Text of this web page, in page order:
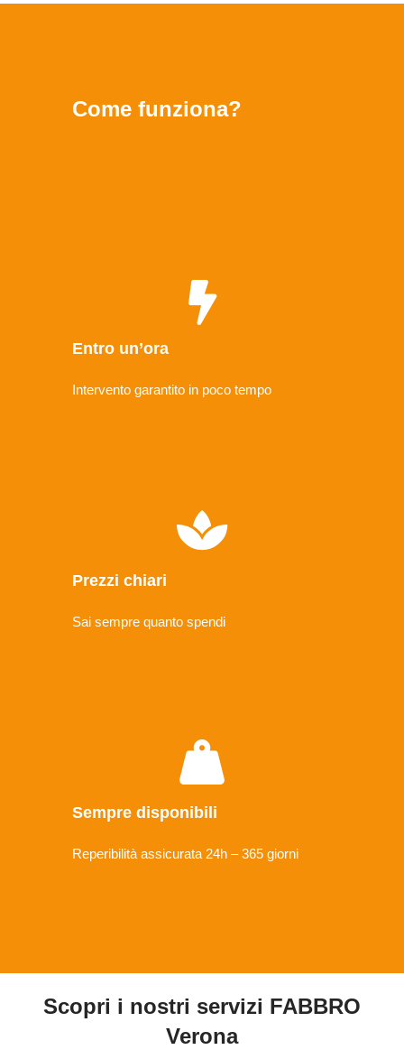
Come funziona?
Entro un’ora
Intervento garantito in poco tempo
Prezzi chiari
Sai sempre quanto spendi
Sempre disponibili
Reperibilità assicurata 24h – 365 giorni
Scopri i nostri servizi FABBRO
Verona